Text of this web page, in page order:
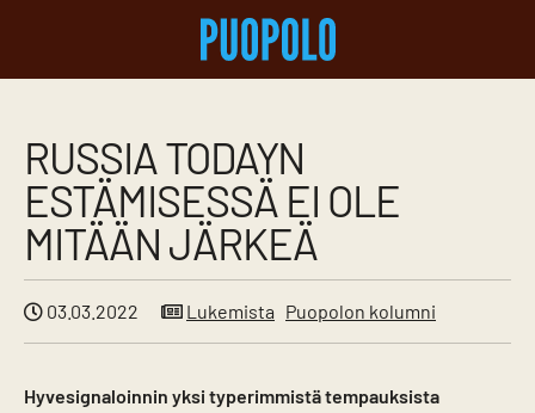
RUSSIA TODAYN
ESTÄMISESSÄ EI OLE
MITÄÄN JÄRKEÄ
03.03.2022 Lukemista Puopolon kolumni
Hyvesignaloinnin yksi typerimmistä tempauksista